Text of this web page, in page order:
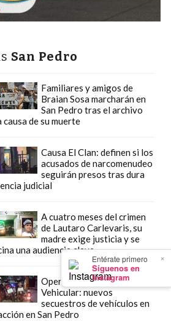
×
Entérate primero
Síguenos en
Instagram
San Pedro
Familiares y amigos de
Braian Sosa marcharán en
San Pedro tras el archivo
causa de su muerte
Causa El Clan: definen si los
acusados de narcomenudeo
seguirán presos tras dura
judicial
A cuatro meses del crimen
de Lautaro Carlevaris, su
madre exige justicia y se
una audiencia clave
Operativos de Control
Vehicular: nuevos
secuestros de vehículos en
en San Pedro